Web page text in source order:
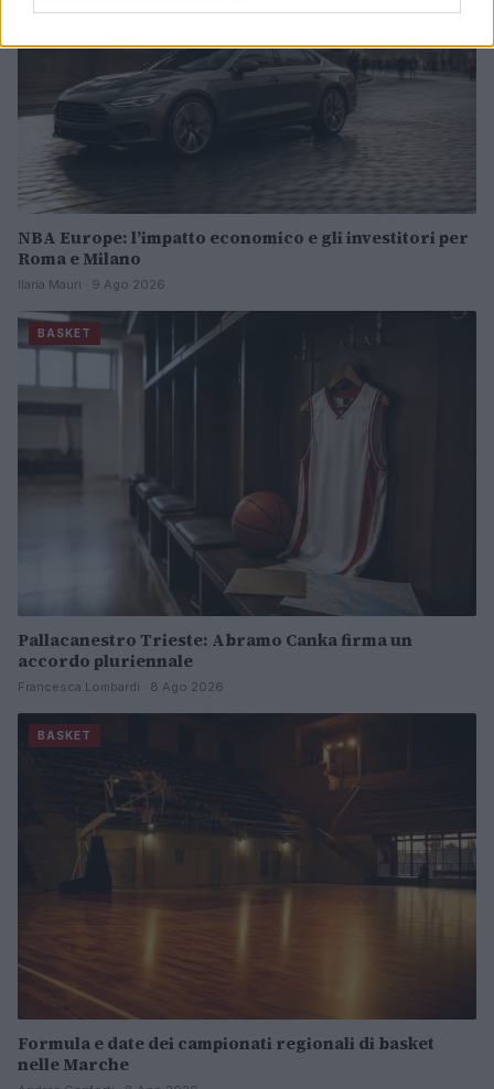
NBA Europe: l’impatto economico e gli investitori per
Roma e Milano
Ilaria Mauri · 9 Ago 2026
BASKET
Pallacanestro Trieste: Abramo Canka firma un
accordo pluriennale
Francesca Lombardi · 8 Ago 2026
BASKET
Formula e date dei campionati regionali di basket
nelle Marche